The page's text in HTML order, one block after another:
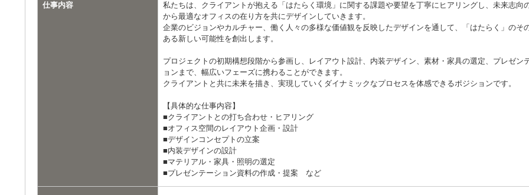
仕事内容
私たちは、クライアントが抱える「はたらく環境」に関する課題や要望を丁寧にヒアリングし、未来志向
から最適なオフィスの在り方を共にデザインしていきます。
企業のビジョンやカルチャー、働く人々の多様な価値観を反映したデザインを通して、「はたらく」のそ
ある新しい可能性を創出します。
プロジェクトの初期構想段階から参画し、レイアウト設計、内装デザイン、素材・家具の選定、プレゼン
ョンまで、幅広いフェーズに携わることができます。
クライアントと共に未来を描き、実現していくダイナミックなプロセスを体感できるポジションです。
【具体的な仕事内容】
■クライアントとの打ち合わせ・ヒアリング
■オフィス空間のレイアウト企画・設計
■デザインコンセプトの立案
■内装デザインの設計
■マテリアル・家具・照明の選定
■プレゼンテーション資料の作成・提案 など